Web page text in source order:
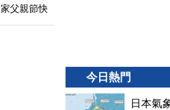
父親節快
今日熱門
日本氣